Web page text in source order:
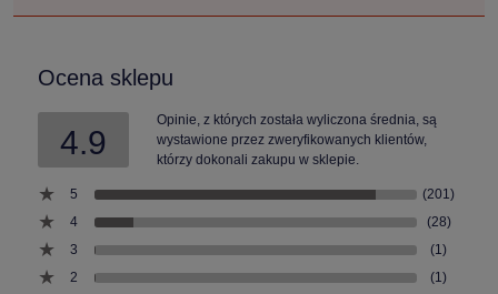
Ocena sklepu
4.9
Opinie, z których została wyliczona średnia, są
wystawione przez zweryfikowanych klientów,
którzy dokonali zakupu w sklepie.
5
(201)
4
(28)
3
(1)
2
(1)